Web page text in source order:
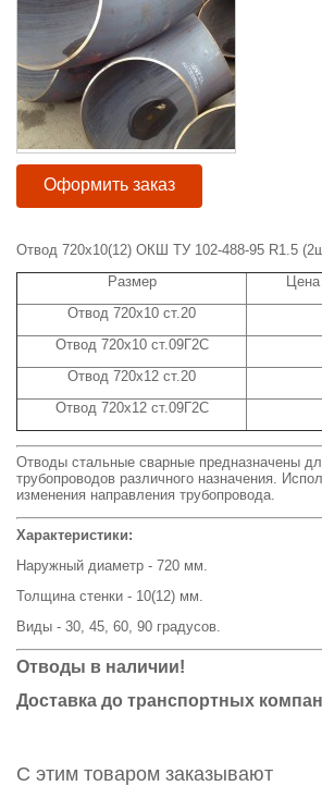
Оформить заказ
Отвод 720х10(12) ОКШ ТУ 102-488-95 R1.5
Размер
Отвод 720х10 ст.20
Отвод 720х10 ст.09Г2С
Отвод 720х12 ст.20
Отвод 720х12 ст.09Г2С
Отводы стальные сварные предназначены
трубопроводов различного назначения.
изменения направления трубопровода.
Характеристики:
Наружный диаметр - 720 мм.
Толщина стенки - 10(12) мм.
Виды - 30, 45, 60, 90 градусов.
Отводы в наличии!
Доставка до транспортных
С этим товаром заказывают